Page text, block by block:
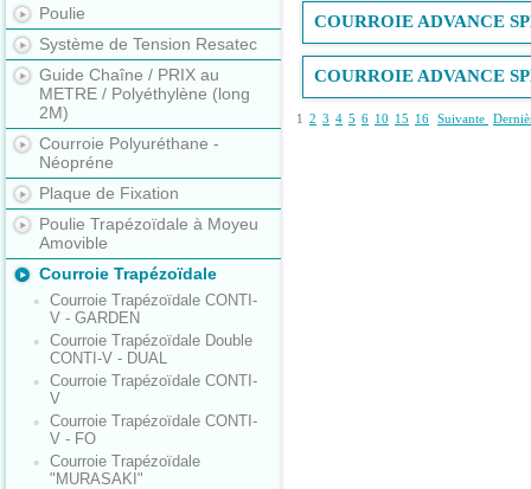
Poulie
Système de Tension Resatec
Guide Chaîne / PRIX au
METRE / Polyéthylène (long
2M)
Courroie Polyuréthane -
Néopréne
Plaque de Fixation
Poulie Trapézoïdale à Moyeu
Amovible
Courroie Trapézoïdale
Courroie Trapézoïdale CONTI-
V - GARDEN
Courroie Trapézoïdale Double
CONTI-V - DUAL
Courroie Trapézoïdale CONTI-
V
Courroie Trapézoïdale CONTI-
V - FO
Courroie Trapézoïdale
"MURASAKI"
COURROIE ADVANCE
COURROIE ADVANCE
1 2 3 4 5 6 10 15 16 Suivante